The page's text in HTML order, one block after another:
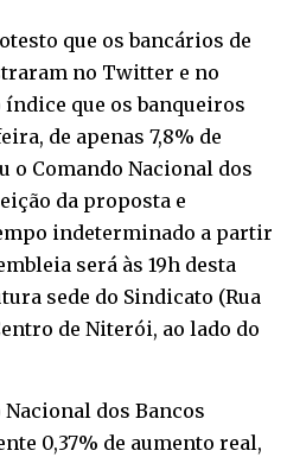
que os bancários de
no Twitter e no
índice que os banqueiros
de apenas 7,8% de
o Comando Nacional dos
da proposta e
indeterminado a partir
será às 19h desta
sede do Sindicato (Rua
de Niterói, ao lado do
dos Bancos
0,37% de aumento real,